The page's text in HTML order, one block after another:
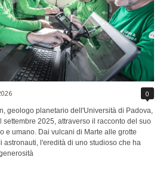
0
geologo planetario dell'Università di Padova,
2025, attraverso il racconto del suo
e umano. Dai vulcani di Marte alle grotte
astronauti, l'eredità di uno studioso che ha